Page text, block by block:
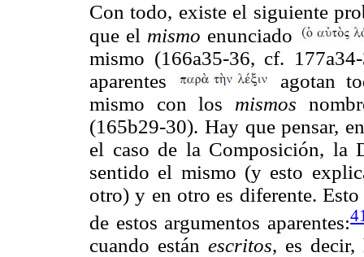
Con todo, existe el siguiente
que el mismo enunciado
mismo (166a35-36, cf.
aparentes
agotan
mismo con los mismos
(165b29-30). Hay que pensar,
el caso de la Composición, la
sentido el mismo (y esto
otro) y en otro es diferente.
de estos argumentos aparentes:
cuando estánescritos, es decir,